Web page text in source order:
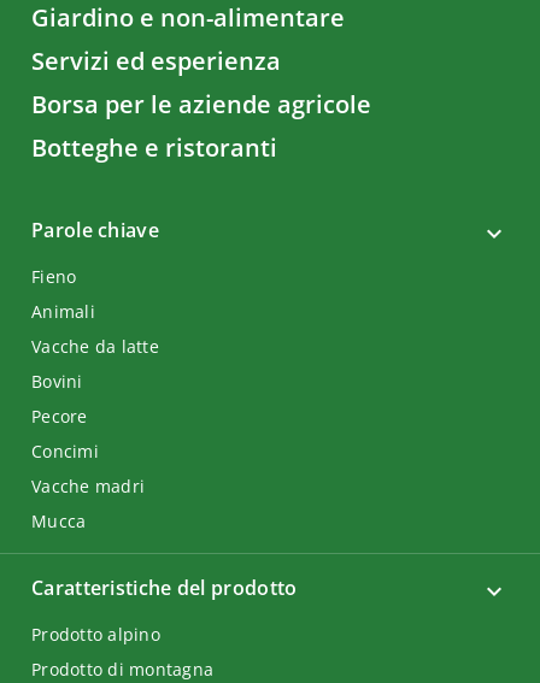
Giardino e non-alimentare
Servizi ed esperienza
Borsa per le aziende agricole
Botteghe e ristoranti
Parole chiave
Fieno
Animali
Vacche da latte
Bovini
Pecore
Concimi
Vacche madri
Mucca
Caratteristiche del prodotto
Prodotto alpino
Prodotto di montagna